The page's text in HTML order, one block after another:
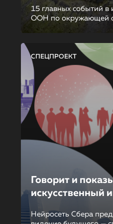
15 главных событий
ООН по окружающей
СПЕЦПРОЕКТ
Говорит и
искусственный
Нейросеть Сбера